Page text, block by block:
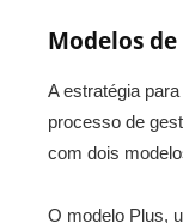
Modelos
A estratégia
processo de
com dois
O modelo Plus,